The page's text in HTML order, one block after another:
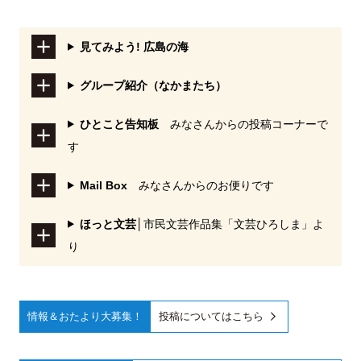
見てみよう! 広島の海
グループ紹介（なかまたち）
ひとこと告知板 みなさんからの投稿コーナーで
す
Mail Box みなさんからのお便りです
ほっと文芸 │市民文芸作品集「文芸ひろしま」よ
り
投稿についてはこちら